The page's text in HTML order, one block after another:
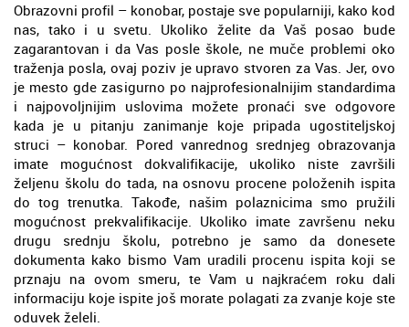
Obrazovni profil – konobar, postaje sve popularniji, kako kod
nas, tako i u svetu. Ukoliko želite da Vaš posao bude
zagarantovan i da Vas posle škole, ne muče problemi oko
traženja posla, ovaj poziv je upravo stvoren za Vas. Jer, ovo
je mesto gde zasigurno po najprofesionalnijim standardima
i najpovoljnijim uslovima možete pronaći sve odgovore
kada je u pitanju zanimanje koje pripada ugostiteljskoj
struci – konobar. Pored vanrednog srednjeg obrazovanja
imate mogućnost dokvalifikacije, ukoliko niste završili
željenu školu do tada, na osnovu procene položenih ispita
do tog trenutka. Takođe, našim polaznicima smo pružili
mogućnost prekvalifikacije. Ukoliko imate završenu neku
drugu srednju školu, potrebno je samo da donesete
dokumenta kako bismo Vam uradili procenu ispita koji se
prznaju na ovom smeru, te Vam u najkraćem roku dali
informaciju koje ispite još morate polagati za zvanje koje ste
oduvek želeli.